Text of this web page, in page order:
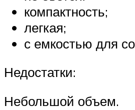
компактность;
легкая;
с емкостью для
Недостатки:
Небольшой объем.